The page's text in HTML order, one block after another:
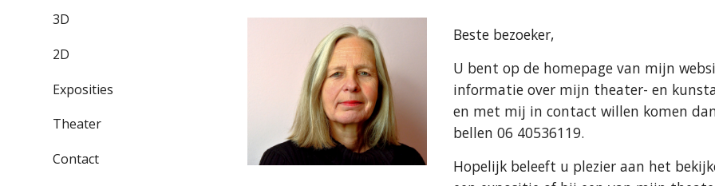
3D
2D
Exposities
Theater
Contact
Beste bezoeker,
U bent op de homepage van mijn
informatie over mijn theater- en
en met mij in contact willen komen
bellen 06 40536119.
Hopelijk beleeft u plezier aan het